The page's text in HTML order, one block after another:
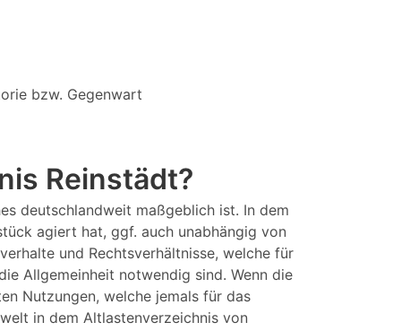
bzw. Gegenwart
Reinstädt?
deutschlandweit maßgeblich ist. In dem
agiert hat, ggf. auch unabhängig von
und Rechtsverhältnisse, welche für
Allgemeinheit notwendig sind. Wenn die
Nutzungen, welche jemals für das
in dem Altlastenverzeichnis von